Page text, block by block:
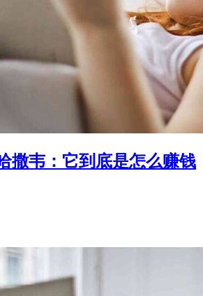
撒韦：它到底是怎么赚钱